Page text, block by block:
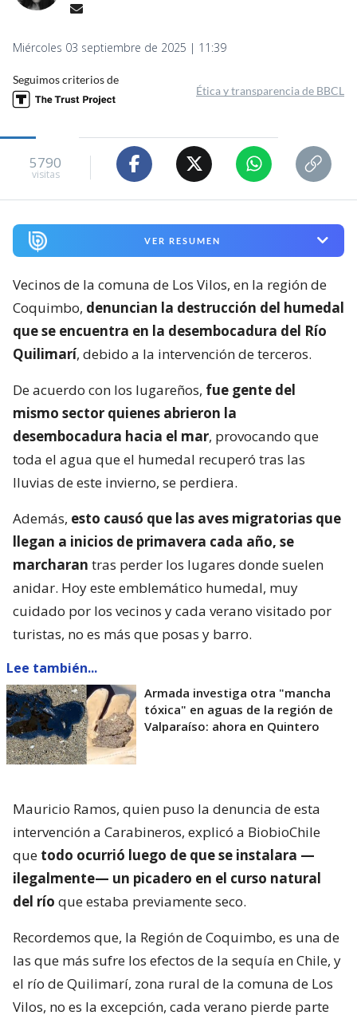
Miércoles 03 septiembre de 2025 | 11:39
Seguimos criterios de
Ética y transparencia de BBCL
5790
visitas
VER RESUMEN
Vecinos de la comuna de Los Vilos, en la región de
Coquimbo, denuncian la destrucción del humedal
que se encuentra en la desembocadura del Río
Quilimarí, debido a la intervención de terceros.
De acuerdo con los lugareños, fue gente del
mismo sector quienes abrieron la
desembocadura hacia el mar, provocando que
toda el agua que el humedal recuperó tras las
lluvias de este invierno, se perdiera.
Además, esto causó que las aves migratorias que
llegan a inicios de primavera cada año, se
marcharan tras perder los lugares donde suelen
anidar. Hoy este emblemático humedal, muy
cuidado por los vecinos y cada verano visitado por
turistas, no es más que posas y barro.
Lee también...
Armada investiga otra "mancha
tóxica" en aguas de la región de
Valparaíso: ahora en Quintero
Mauricio Ramos, quien puso la denuncia de esta
intervención a Carabineros, explicó a BiobioChile
que todo ocurrió luego de que se instalara —
ilegalmente— un picadero en el curso natural
del río que estaba previamente seco.
Recordemos que, la Región de Coquimbo, es una de
las que más sufre los efectos de la sequía en Chile, y
el río de Quilimarí, zona rural de la comuna de Los
Vilos, no es la excepción, cada verano pierde parte